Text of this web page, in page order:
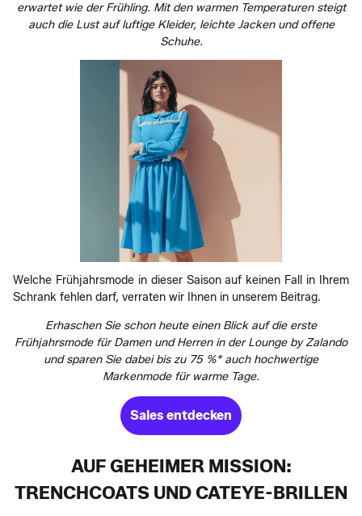
erwartet wie der Frühling. Mit den warmen Temperaturen steigt
auch die Lust auf luftige Kleider, leichte Jacken und offene
Schuhe.
Welche Frühjahrsmode in dieser Saison auf keinen Fall in Ihrem
Schrank fehlen darf, verraten wir Ihnen in unserem Beitrag.
Erhaschen Sie schon heute einen Blick auf die erste
Frühjahrsmode für Damen und Herren in der Lounge by Zalando
und sparen Sie dabei bis zu 75 %* auch hochwertige
Markenmode für warme Tage.
Sales entdecken
AUF GEHEIMER MISSION:
TRENCHCOATS UND CATEYE-BRILLEN